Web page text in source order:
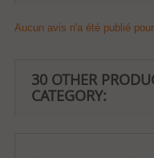
Aucun avis n'a été publié
30 OTHER
CATEGORY: